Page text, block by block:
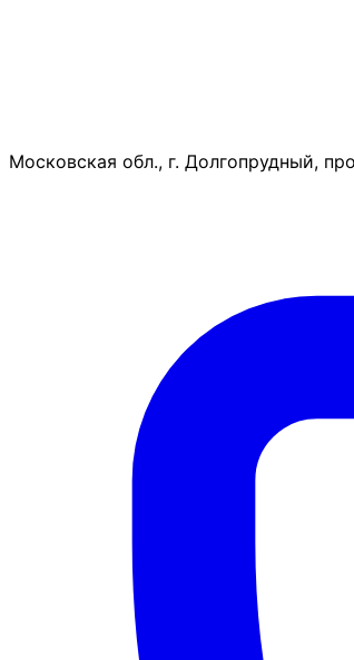
Московская обл., г. Долгопрудный,